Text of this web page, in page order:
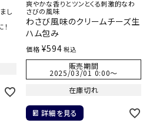
し
爽やかな香りとツンとくる刺激的なわ
さびの風味
わさび風味のクリームチーズ生
ハム包み
価格 ¥594 税込
販売期間
2025/03/01 0:00〜
在庫切れ
詳細を見る